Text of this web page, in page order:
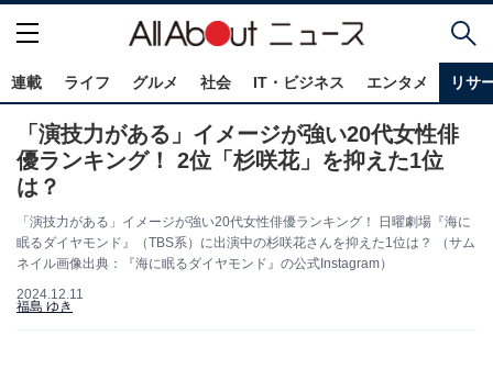
連載 ライフ グルメ 社会 IT・ビジネス エンタメ リサ
「演技力がある」イメージが強い20代女性俳
優ランキング！ 2位「杉咲花」を抑えた1位
は？
「演技力がある」イメージが強い20代女性俳優ランキング！ 日曜劇場『海に
眠るダイヤモンド』（TBS系）に出演中の杉咲花さんを抑えた1位は？ （サム
ネイル画像出典：『海に眠るダイヤモンド』の公式Instagram）
2024.12.11
福島 ゆき